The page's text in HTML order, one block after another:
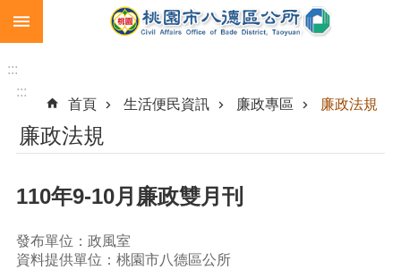
跳到主要內容區塊
市
民
救
助
:::
:::
首頁
生活便民資訊 廉政專區 廉政法規
廉政法規
110年9-10月廉政雙月刊
發布單位：政風室
資料提供單位：桃園市八德區公所